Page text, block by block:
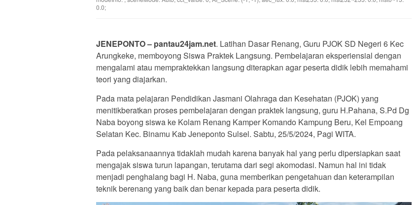
0.0;
JENEPONTO – pantau24jam.net. Latihan Dasar Renang, Guru PJOK SD Negeri 6 Kec
Arungkeke, memboyong Siswa Praktek Langsung. Pembelajaran eksperiensial dengan
mengalami atau mempraktekkan langsung diterapkan agar peserta didik lebih memahami
teori yang diajarkan.
Pada mata pelajaran Pendidikan Jasmani Olahraga dan Kesehatan (PJOK) yang
menitikberatkan proses pembelajaran dengan praktek langsung, guru H.Pahana, S.Pd Dg
Naba boyong siswa ke Kolam Renang Kamper Komando Kampung Beru, Kel Empoang
Selatan Kec. Binamu Kab Jeneponto Sulsel. Sabtu, 25/5/2024, Pagi WITA.
Pada pelaksanaannya tidaklah mudah karena banyak hal yang perlu dipersiapkan saat
mengajak siswa turun lapangan, terutama dari segi akomodasi. Namun hal ini tidak
menjadi penghalang bagi H. Naba, guna memberikan pengetahuan dan keterampilan
teknik berenang yang baik dan benar kepada para peserta didik.